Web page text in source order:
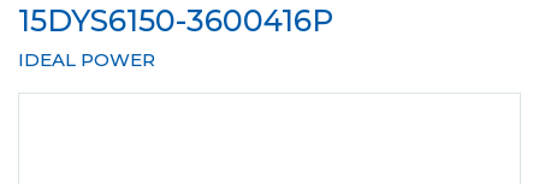
15DYS6150-3600416P
IDEAL POWER